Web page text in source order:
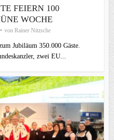
FEIERN 100
WOCHE
von Rainer Nitzsche
Jubiläum 350.000 Gäste.
zwei EU...